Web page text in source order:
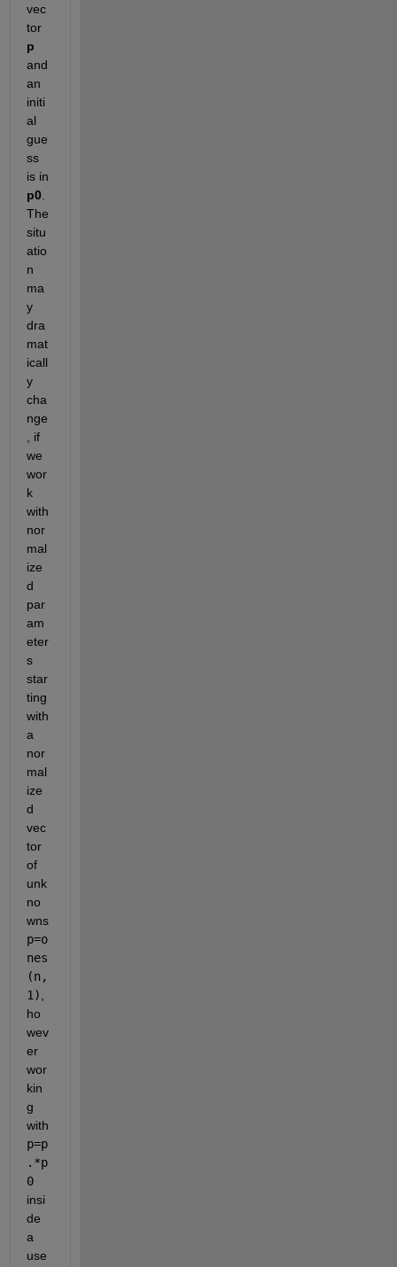
vec
tor
p
and
an
initi
al
gue
ss
is in
p0.
The
situ
atio
n
ma
y
dra
mat
icall
y
cha
nge
, if
we
wor
k
with
nor
mal
ize
d
par
am
eter
s
star
ting
with
a
nor
mal
ize
d
vec
tor
of
unk
no
wns
p=o
nes
(n,
1)
ho
wev
er
wor
kin
g
with
p=p
.*p
0
insi
de
a
use